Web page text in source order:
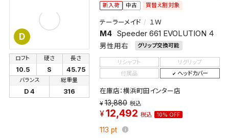
D
新入荷
中古 買替え割対象
テーラーメイド １Ｗ
M4 Speeder 661 EVOLUTION ４
男性用右
グリップ交換可能
ロフト
10.5
硬さ
S
長さ
45.75
バランス
D 4
総重量
316
リシャフト
リグリップ
付属品
ヘッドカバー
在庫店：横浜町田インター店
13,880 税込
12,492 税込 10% OFF
113 pt
検索条件
新着通知を「する」にすると、この条件に一致する商品
検索条件を保存
検索条件を保存しました。
これまで保存した検索条件は、マイページの「保存検
索条件一覧」で確認できます。